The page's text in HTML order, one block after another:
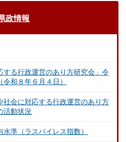
政情報
する行政運営のあり方研究会」令
和８年６月４日）
社会に対応する行政運営のあり方
活動状況
準（ラスパイレス指数）